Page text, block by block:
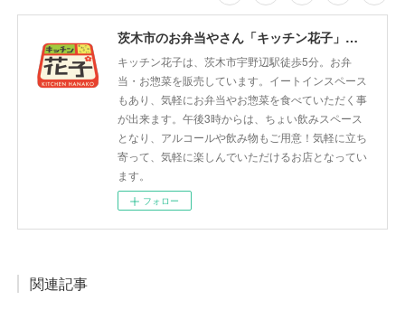
茨木市のお弁当やさん「キッチン花子」ちょい飲みスペース「サウス」
キッチン花子は、茨木市宇野辺駅徒歩5分。お弁
当・お惣菜を販売しています。イートインスペース
もあり、気軽にお弁当やお惣菜を食べていただく事
が出来ます。午後3時からは、ちょい飲みスペース
となり、アルコールや飲み物もご用意！気軽に立ち
寄って、気軽に楽しんでいただけるお店となってい
ます。
フォロー
関連記事